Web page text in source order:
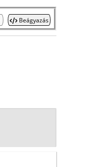
Beágyazás